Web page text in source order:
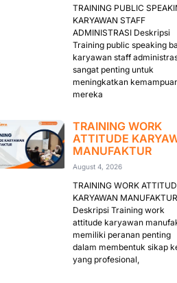
TRAINING PUBLIC
KARYAWAN STAFF
ADMINISTRASI Deskripsi
Training public speaking
karyawan staff
sangat penting untuk
meningkatkan
mereka
TRAINING WORK
ATTITUDE
MANUFAKTUR
August 4, 2026
TRAINING WORK
KARYAWAN MANUFAKTUR
Deskripsi Training work
attitude karyawan
memiliki peranan penting
dalam membentuk sikap
yang profesional,